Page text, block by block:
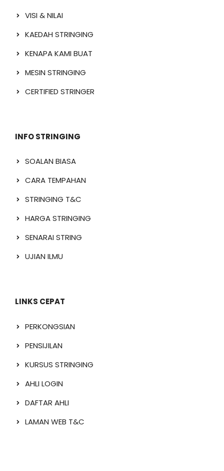
VISI & NILAI
KAEDAH STRINGING
KENAPA KAMI BUAT
MESIN STRINGING
CERTIFIED STRINGER
INFO STRINGING
SOALAN BIASA
CARA TEMPAHAN
STRINGING T&C
HARGA STRINGING
SENARAI STRING
UJIAN ILMU
LINKS CEPAT
PERKONGSIAN
PENSIJILAN
KURSUS STRINGING
AHLI LOGIN
DAFTAR AHLI
LAMAN WEB T&C